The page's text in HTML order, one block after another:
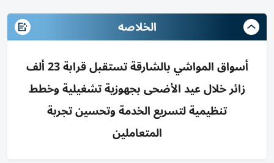
الخلاصه
أسواق المواشي بالشارقة تستقبل قرابة 23 ألف
زائر خلال عيد الأضحى بجهوزية تشغيلية وخطط
تنظيمية لتسريع الخدمة وتحسين تجربة
المتعاملين